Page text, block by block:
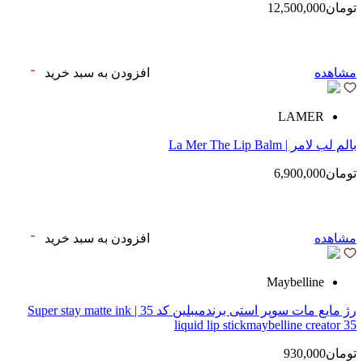
تومان12,500,000
مشاهده افزودن به سبد خرید
LAMER
بالم لب لامر | La Mer The Lip Balm
تومان6,900,000
مشاهده افزودن به سبد خرید
Maybelline
رژ مایع مات سوپر استی‌ برندمیبلین کد 35 | Super stay matte ink
liquid lip stickmaybelline creator 35
تومان930,000